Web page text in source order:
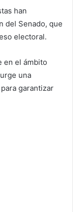
han
del Senado, que
electoral.
en el ámbito
una
garantizar